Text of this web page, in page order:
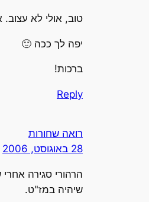
טוב, אולי לא
יפה לך ככה 🙂
ברכות!
Reply
רואה שחורות
28 באוגוסט, 2006
הרהורי סגירה אחרי
שיהיה במז"ט.